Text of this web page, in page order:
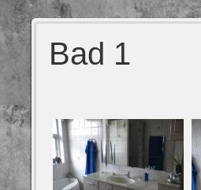
Bad 1